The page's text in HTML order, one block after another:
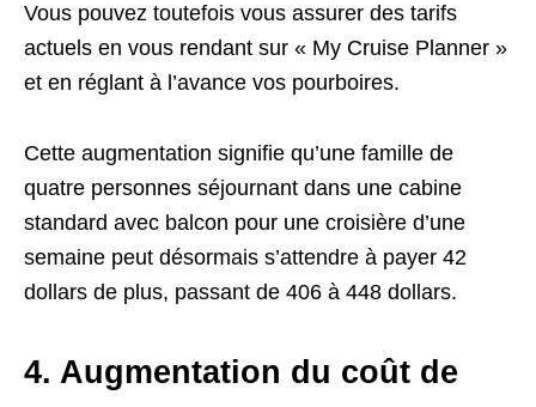
Vous pouvez toutefois vous assurer des tarifs
actuels en vous rendant sur « My Cruise Planner »
et en réglant à l’avance vos pourboires.
Cette augmentation signifie qu’une famille de
quatre personnes séjournant dans une cabine
standard avec balcon pour une croisière d’une
semaine peut désormais s’attendre à payer 42
dollars de plus, passant de 406 à 448 dollars.
4. Augmentation du coût de